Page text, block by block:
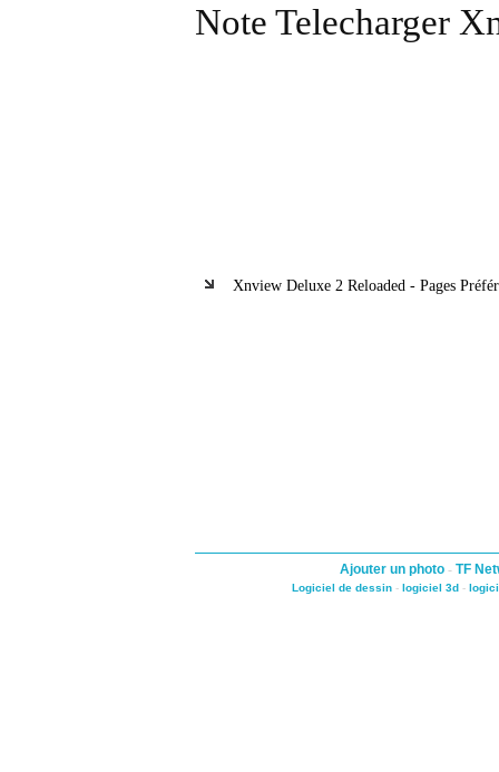
Note Telecharger
Xnview Deluxe 2 Reloaded - Pages
Ajouter un photo - TF
Logiciel de dessin - logiciel 3d -